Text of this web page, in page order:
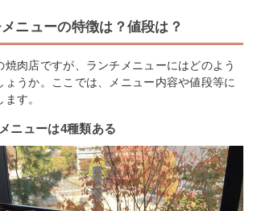
ニューの特徴は？値段は？
焼肉店ですが、ランチメニューにはどのよう
ょうか。ここでは、メニュー内容や値段等に
す。
ニューは4種類ある